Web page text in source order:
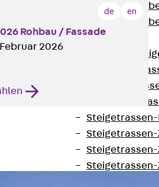
Steigetrassen
STU
ST
LGG
Steigetrassen-
Steigetrassen-
Steigetrassen-
de en
Rohbau / Fassade
2026